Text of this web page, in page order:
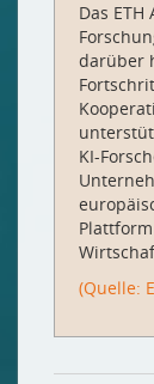
Das
darüber
KI-​
(Quelle: